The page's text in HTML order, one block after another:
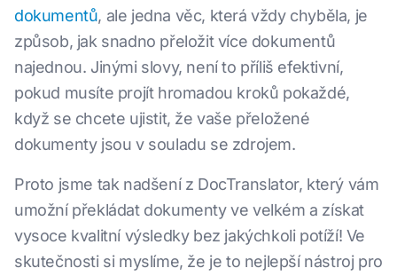
dokumentů, ale jedna věc, která vždy chyběla, je
způsob, jak snadno přeložit více dokumentů
najednou. Jinými slovy, není to příliš efektivní,
pokud musíte projít hromadou kroků pokaždé,
když se chcete ujistit, že vaše přeložené
dokumenty jsou v souladu se zdrojem.
Proto jsme tak nadšení z DocTranslator, který vám
umožní překládat dokumenty ve velkém a získat
vysoce kvalitní výsledky bez jakýchkoli potíží! Ve
skutečnosti si myslíme, že je to nejlepší nástroj pro